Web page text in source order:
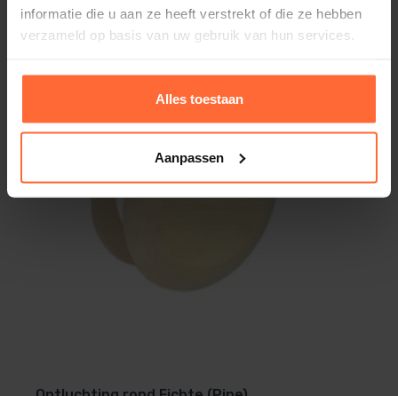
informatie die u aan ze heeft verstrekt of die ze hebben
verzameld op basis van uw gebruik van hun services.
Alles toestaan
Aanpassen